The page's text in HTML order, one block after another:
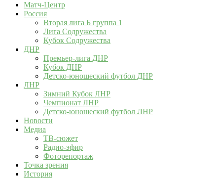
Матч-Центр
Россия
Вторая лига Б группа 1
Лига Содружества
Кубок Содружества
ДНР
Премьер-лига ДНР
Кубок ДНР
Детско-юношеский футбол ДНР
ЛНР
Зимний Кубок ЛНР
Чемпионат ЛНР
Детско-юношеский футбол ЛНР
Новости
Медиа
ТВ-сюжет
Радио-эфир
Фоторепортаж
Точка зрения
История